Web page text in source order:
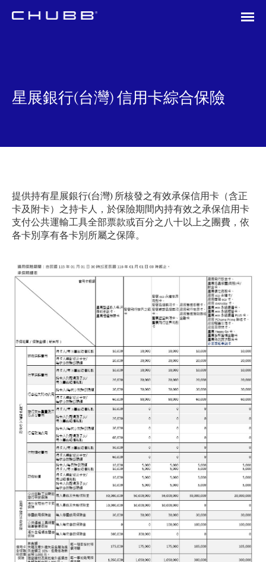
星展銀行(台灣) 信用卡綜合保險
提供持有星展銀行(台灣) 所核發之有效承保信用卡（含正
卡及附卡）之持卡人，於保險期間內持有效之承保信用卡
支付公共運輸工具全部票款或百分之八十以上之團費，依
各卡別享有各卡別所屬之保障。